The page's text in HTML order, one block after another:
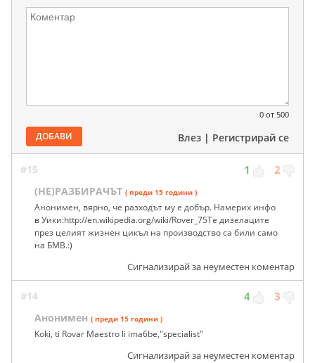
0 от 500
ДОБАВИ Влез | Регистрирай се
#15 1 2
(НЕ)РАЗБИРАЧЪТ ( преди 15 години )
Анонимен, вярно, че разходът му е добър. Намерих инфо
в Уики:http://en.wikipedia.org/wiki/Rover_75Те дизелаците
през целият жизнен цикъл на производство са били само
на БМВ.:)
Сигнализирай за неуместен коментар
#14 4 3
Анонимен ( преди 15 години )
Koki, ti Rovar Maestro li ima6be,"specialist"
Сигнализирай за неуместен коментар